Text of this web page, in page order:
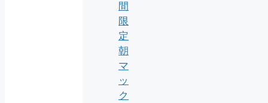
間
限
定
朝
マ
ッ
ク